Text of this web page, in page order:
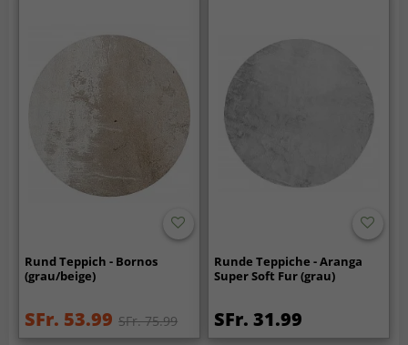
Rund Teppich - Bornos
(grau/beige)
SFr. 53.99 SFr. 75.99
Runde Teppiche - Aranga
Super Soft Fur (grau)
SFr. 31.99